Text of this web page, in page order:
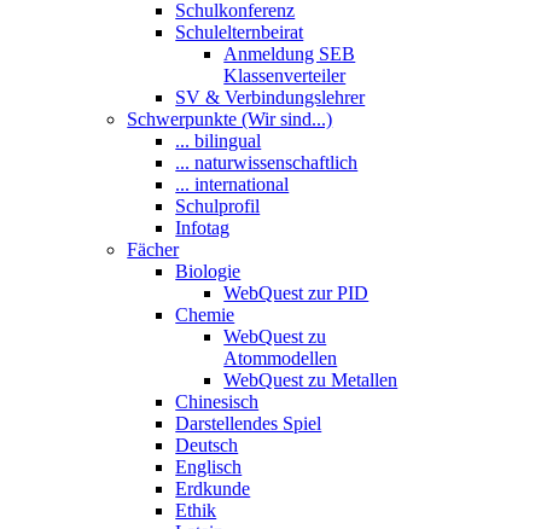
Schulkonferenz
Schulelternbeirat
Anmeldung SEB
Klassenverteiler
SV & Verbindungslehrer
Schwerpunkte (Wir sind...)
... bilingual
... naturwissenschaftlich
... international
Schulprofil
Infotag
Fächer
Biologie
WebQuest zur PID
Chemie
WebQuest zu
Atommodellen
WebQuest zu Metallen
Chinesisch
Darstellendes Spiel
Deutsch
Englisch
Erdkunde
Ethik